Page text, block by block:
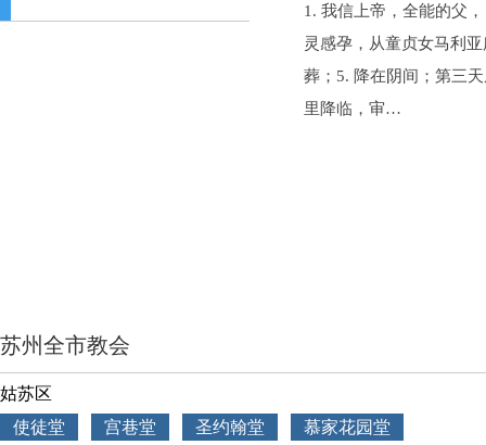
1. 我信上帝，全能的父
灵感孕，从童贞女马利
葬；5. 降在阴间；第三
里降临，审…
苏州全市教会
姑苏区
使徒堂
宫巷堂 圣约翰堂
慕家花园堂